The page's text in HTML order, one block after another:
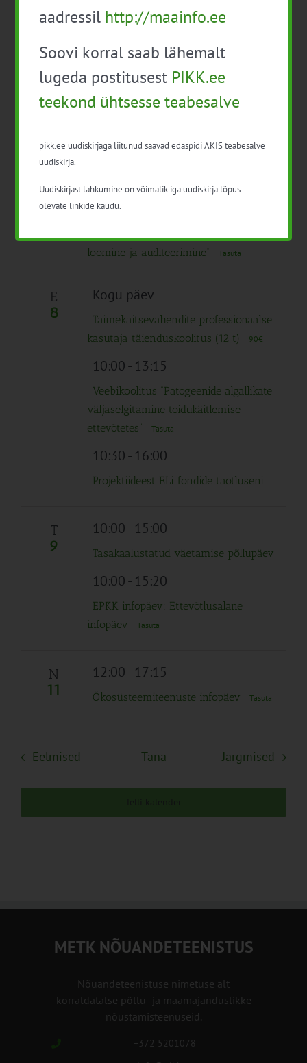
4
Praktilised soovitused munakanade
täiustamiseks (27 t)
10:00-17:00
Baltic Agro põlluseminar 2026
R 08:00
loomine ja auditeerimine”
Tasuta
E
8
Kogu päev
Taimekaitsevahendite professionaalse
kasutaja täienduskoolitus (12 t)
90€
10:00- 13:15
Veebikoolitus “Patogeenide algallikate
väljaselgitamine toidukäitlemise
ettevõtetes”
Tasuta
10:30- 16:00
Projektiideest ELi fondide taotluseni
T
9
10:00- 15:00
Tasakaalustatud väetamise põllupäev
10:00- 15:20
EPKK infopäev: Ettevõtlusalane
infopäev
Tasuta
N
11
12:00- 17:15
Ökosüsteemiteenuste infopäev Tasuta
Eelmised SündmusedTäna Järgmised
METK NÕUANDETEENISTUS
Nõuandeteenistuse nimetuse alt
korraldatalse põllu- ja maamajanduslikke
nõustamisteenuseid.
+372 5201078
aadressil http://maainfo.ee
Soovi korral saab lähemalt
lugeda postitusest PIKK.ee
teekond ühtsesse teabesalve
pikk.ee uudiskirjaga liitunud saavad edaspidi AKIS teabesalve
uudiskirja.
Uudiskirjast lahkumine on võimalik iga uudiskirja lõpus
olevate linkide kaudu.